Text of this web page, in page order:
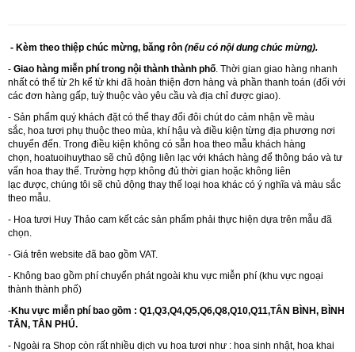
- Kèm theo thiệp chúc mừng, băng rôn (nếu có nội dung chúc mừng).
- Giao hàng miễn phí trong nội thành thành phố. Thời gian giao hàng nhanh
nhất có thể từ 2h kể từ khi đã hoàn thiện đơn hàng và phần thanh toán (đối với
các đơn hàng gấp, tuỳ thuộc vào yêu cầu và địa chỉ được giao).
- Sản phẩm quý khách đặt có thể thay đổi đôi chút do cảm nhận về màu
sắc, hoa tươi phụ thuộc theo mùa, khí hậu và điều kiện từng địa phương nơi
chuyển đến. Trong điều kiện không có sẵn hoa theo mẫu khách hàng
chọn, hoatuoihuythao sẽ chủ động liên lạc với khách hàng để thông báo và tư
vấn hoa thay thế. Trường hợp không đủ thời gian hoặc không liên
lạc được, chúng tôi sẽ chủ động thay thế loại hoa khác có ý nghĩa và màu sắc
theo mẫu.
- Hoa tươi Huy Thảo cam kết các sản phẩm phải thực hiện dựa trên mẫu đã
chọn.
- Giá trên website đã bao gồm VAT.
- Không bao gồm phí chuyển phát ngoài khu vực miễn phí (khu vực ngoại
thành thành phố)
-Khu vực miễn phí bao gồm : Q1,Q3,Q4,Q5,Q6,Q8,Q10,Q11,TÂN BÌNH, BÌNH
TÂN, TÂN PHÚ.
- Ngoài ra Shop còn rất nhiều dịch vu hoa tươi như : hoa sinh nhật, hoa khai